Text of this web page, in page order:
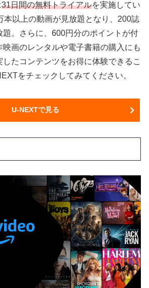
31日間の無料トライアルを実施してい
本以上の動画が見放題となり、200誌
題。さらに、600円分のポイントが付
画のレンタルや電子書籍の購入にも
たコンテンツをお得に体験できるこ
をチェックしてみてください。
U-NEXTで見る